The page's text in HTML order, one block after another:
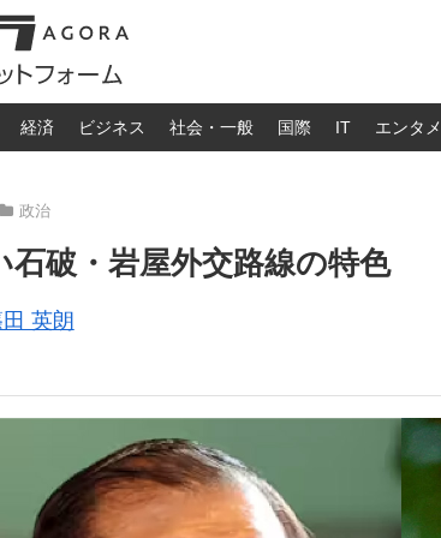
経済 ビジネス 社会・一般 国際 IT エンタメ
政治
石破・岩屋外交路線の特色
英朗